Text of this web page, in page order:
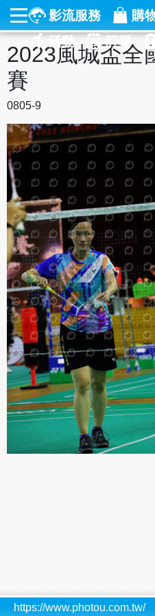
影流服務 購
活動
訂單
2023風城盃全
賽
0805-9
https://www.photou.com.tw/